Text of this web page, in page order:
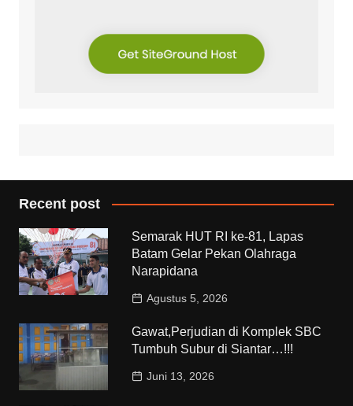
Recent post
Semarak HUT RI ke-81, Lapas
Batam Gelar Pekan Olahraga
Narapidana
Agustus 5, 2026
Gawat,Perjudian di Komplek SBC
Tumbuh Subur di Siantar…!!!
Juni 13, 2026